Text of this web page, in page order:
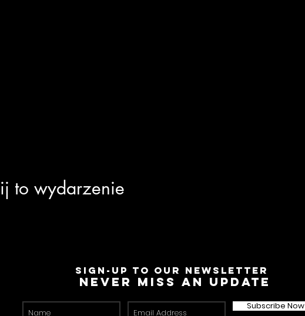
to wydarzenie
Sign-Up to Our Newsletter
Never miss an update
Subscribe Now